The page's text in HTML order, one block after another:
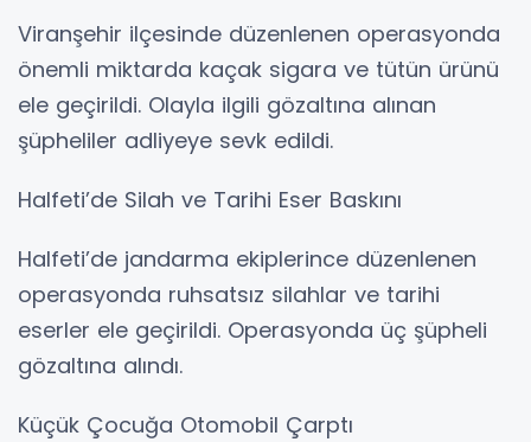
Viranşehir ilçesinde düzenlenen operasyonda
önemli miktarda kaçak sigara ve tütün ürünü
ele geçirildi. Olayla ilgili gözaltına alınan
şüpheliler adliyeye sevk edildi.
Halfeti’de Silah ve Tarihi Eser Baskını
Halfeti’de jandarma ekiplerince düzenlenen
operasyonda ruhsatsız silahlar ve tarihi
eserler ele geçirildi. Operasyonda üç şüpheli
gözaltına alındı.
Küçük Çocuğa Otomobil Çarptı